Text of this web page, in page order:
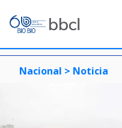
Nacional > Noticia